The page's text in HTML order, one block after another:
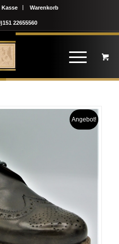
Kasse Warenkorb
22655560
Angebot!